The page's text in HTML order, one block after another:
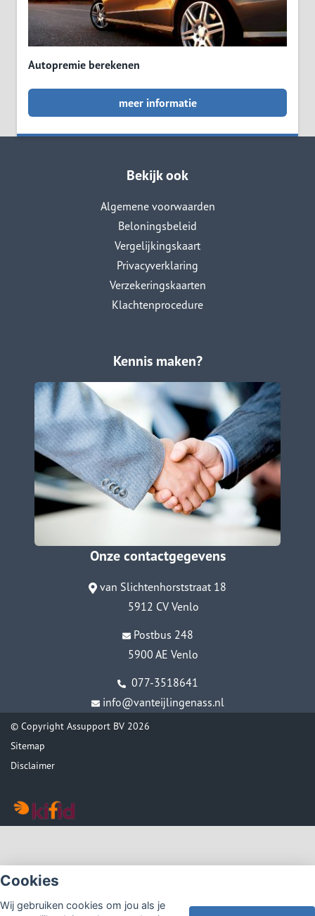
Cookies
Wij gebruiken cookies om jou als je
Autopremie berekenen
meer informatie
Bekijk ook
Algemene voorwaarden
Beloningsbeleid
Vergelijkingskaart
Privacyverklaring
Verzekeringskaarten
Klachtenprocedure
Kennis maken?
Onze contactgegevens
van Slichtenhorststraat 18
5912 CV Venlo
Postbus 248
5900 AE Venlo
077-3518641
info@vanteijlingenass.nl
© Copyright Assupport BV 2026
Sitemap
Disclaimer